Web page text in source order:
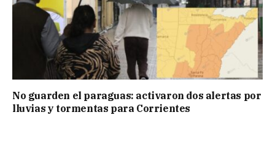
No guarden el paraguas: activaron dos alertas por
lluvias y tormentas para Corrientes